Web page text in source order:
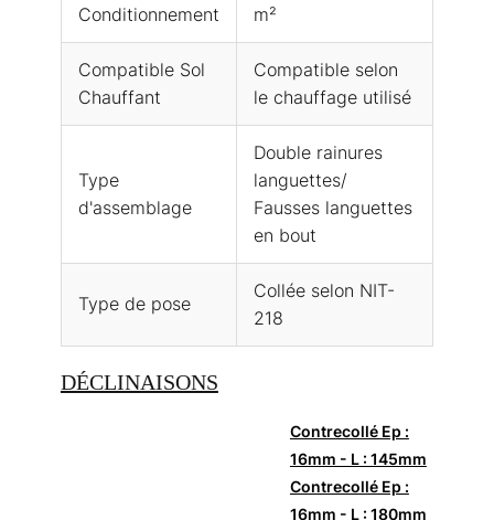
Conditionnement m²
Compatible Sol
Chauffant
Compatible selon
le chauffage utilisé
Type
d'assemblage
Double rainures
languettes/
Fausses languettes
en bout
Type de pose
Collée selon NIT-
218
DÉCLINAISONS
Contrecollé Ep :
16mm - L : 145mm
Contrecollé Ep :
16mm - L : 180mm